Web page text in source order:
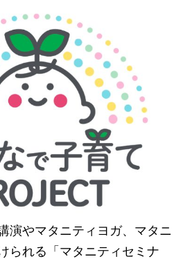
演やマタニティヨガ、マタニ
られる「マタニティセミナ